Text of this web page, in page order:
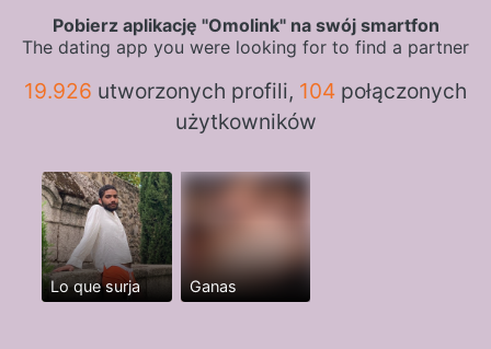
Pobierz aplikację "Omolink" na swój smartfon
The dating app you were looking for to find a partner
19.926 utworzonych profili, 104 połączonych
użytkowników
Lo que surja Ganas